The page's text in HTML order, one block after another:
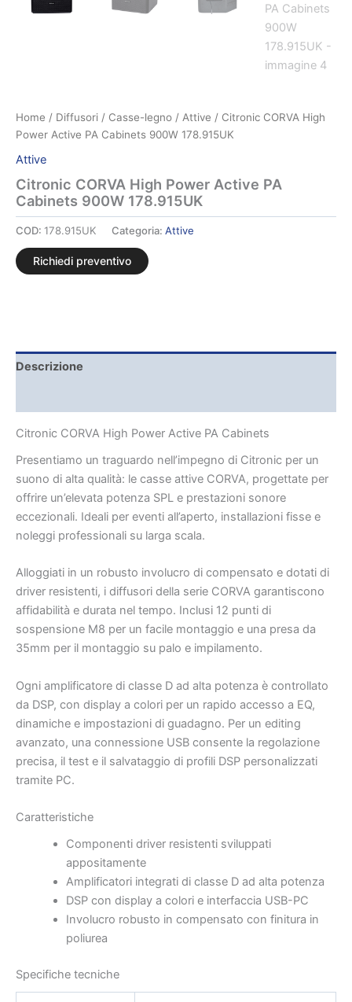
Home / Diffusori / Casse-legno / Attive / Citronic CORVA High
Power Active PA Cabinets 900W 178.915UK
Attive
Citronic CORVA High Power Active PA
Cabinets 900W 178.915UK
COD: 178.915UK Categoria: Attive
Richiedi preventivo
Descrizione
Citronic CORVA High Power Active PA Cabinets
Presentiamo un traguardo nell’impegno di Citronic per un
suono di alta qualità: le casse attive CORVA, progettate per
offrire un’elevata potenza SPL e prestazioni sonore
eccezionali. Ideali per eventi all’aperto, installazioni fisse e
noleggi professionali su larga scala.
Alloggiati in un robusto involucro di compensato e dotati di
driver resistenti, i diffusori della serie CORVA garantiscono
affidabilità e durata nel tempo. Inclusi 12 punti di
sospensione M8 per un facile montaggio e una presa da
35mm per il montaggio su palo e impilamento.
Ogni amplificatore di classe D ad alta potenza è controllato
da DSP, con display a colori per un rapido accesso a EQ,
dinamiche e impostazioni di guadagno. Per un editing
avanzato, una connessione USB consente la regolazione
precisa, il test e il salvataggio di profili DSP personalizzati
tramite PC.
Caratteristiche
Componenti driver resistenti sviluppati
appositamente
Amplificatori integrati di classe D ad alta potenza
DSP con display a colori e interfaccia USB-PC
Involucro robusto in compensato con finitura in
poliurea
Specifiche tecniche